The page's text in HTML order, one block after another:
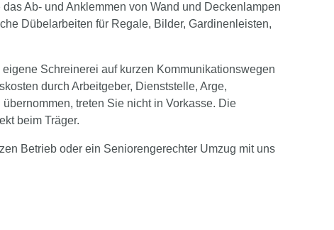
Ab- und Anklemmen von Wand und Deckenlampen
Dübelarbeiten für Regale, Bilder, Gardinenleisten,
Schreinerei auf kurzen Kommunikationswegen
durch Arbeitgeber, Dienststelle, Arge,
treten Sie nicht in Vorkasse. Die
beim Träger.
Betrieb oder ein Seniorengerechter Umzug mit uns